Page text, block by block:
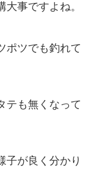
事ですよね。
ポツでも釣れて
テも無くなって
子が良く分かり